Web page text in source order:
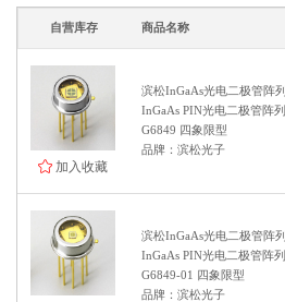
自营库存 商品名称
加入收藏
滨松InGaAs光电二极管阵列
InGaAs PIN光电二极管阵列
G6849 四象限型
品牌：滨松光子
滨松InGaAs光电二极管阵列
InGaAs PIN光电二极管阵列
G6849-01 四象限型
品牌：滨松光子